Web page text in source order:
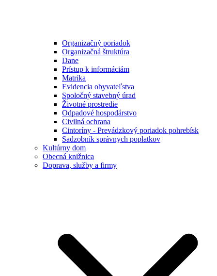
Organizačný poriadok
Organizačná štruktúra
Dane
Prístup k informáciám
Matrika
Evidencia obyvateľstva
Spoločný stavebný úrad
Životné prostredie
Odpadové hospodárstvo
Civilná ochrana
Cintoríny - Prevádzkový poriadok pohrebísk
Sadzobník správnych poplatkov
Kultúrny dom
Obecná knižnica
Doprava, služby a firmy